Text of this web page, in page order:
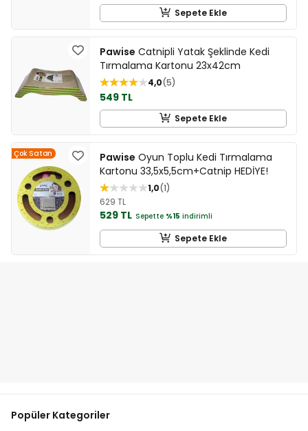
Sepete Ekle
Pawise Catnipli Yatak Şeklinde Kedi
Tırmalama Kartonu 23x42cm
4,0 5
549 TL
Sepete Ekle
Çok Satan Pawise Oyun Toplu Kedi Tırmalama
Kartonu 33,5x5,5cm+Catnip HEDİYE!
1,0 1
629 TL
529 TL Sepette %15 indirimli
Sepete Ekle
Popüler Kategoriler